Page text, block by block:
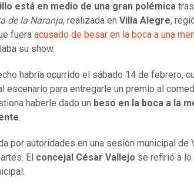
está en medio de una gran polémica
de la Naranja, realizada en Villa Alegre,
fuera acusado de besar en la boca a una
su show.
habría ocurrido el sábado 14 de febrero,
escenario para entregarle un premio al
haberle dado un beso en la boca a la
.
por autoridades en una sesión municipal de
El concejal César Vallejo se refirió a